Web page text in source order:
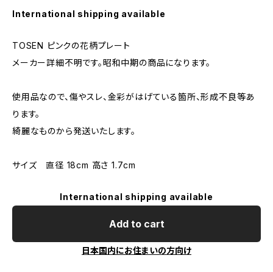
International shipping available
TOSEN ピンクの花柄プレート
メーカー詳細不明です。昭和中期の商品になります。
使用品なので、傷やスレ、金彩がはげている箇所、形成不良等あ
ります。
綺麗なものから発送いたします。
サイズ 直径 18cm 高さ 1.7cm
International shipping available
Add to cart
日本国内にお住まいの方向け